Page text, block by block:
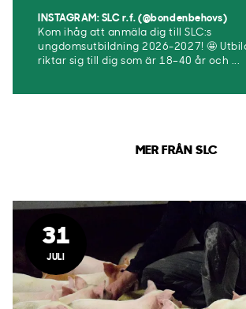
INSTAGRAM: SLC r.f. (@bondenbehovs)
Kom ihåg att anmäla dig till SLC:s
ungdomsutbildning 2026-2027! 🤩
riktar sig till dig som är 18–40 år och ...
MER FRÅN SLC
31
JULI